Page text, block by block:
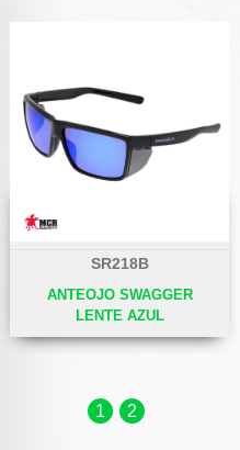
SR218B
ANTEOJO SWAGGER
LENTE AZUL
1 2